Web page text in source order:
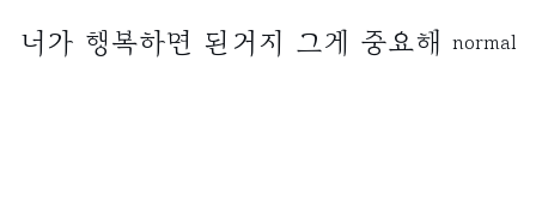
normal